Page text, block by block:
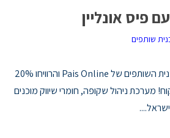
פיס אונליין
שותפים
בעלי אתרים? הצטרפו לתוכנית השותפים של Pais Online והרוויחו 20%
מערכת ניהול שקופה, חומרי שיווק מוכנים